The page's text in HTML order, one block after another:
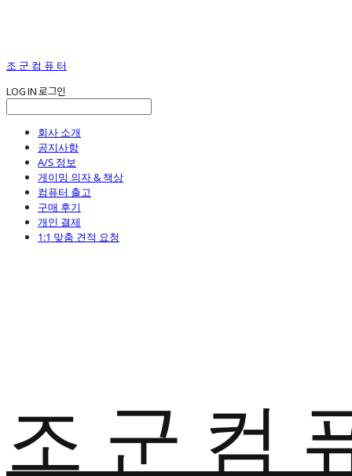
조 군 컴 퓨 터
LOG IN로그인
회사 소개
공지사항
A/S 정보
게이밍 의자 & 책상
컴퓨터 출고
구매 후기
개인 결제
1:1 맞춤 견적 요청
조 군 컴